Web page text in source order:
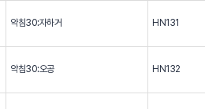
약침30:자하거 HN131
약침30:오공 HN132